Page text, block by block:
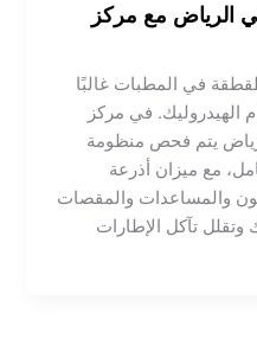
الرياض مع مركز
في المطبات غالبًا
الهيدروليك. في مركز
يتم فحص منظومة
مع ميزان أذرعة
والمساعدات والمقصات
وتقلل تآكل الإطارات